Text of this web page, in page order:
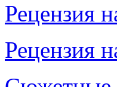
Рецензия
Рецензия